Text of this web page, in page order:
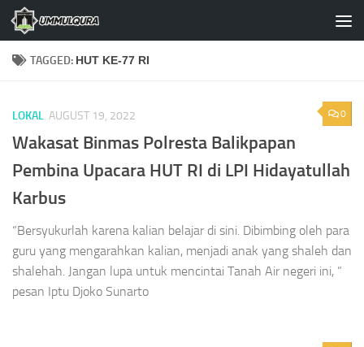
Skip to content
TAGGED: HUT KE-77 RI
0
LOKAL AUGUST 19, 2022
Wakasat Binmas Polresta Balikpapan
Pembina Upacara HUT RI di LPI Hidayatullah
Karbus
“Bersyukurlah karena kalian belajar di sini. Dibimbing oleh para
guru yang mengarahkan kalian, menjadi anak yang shaleh dan
shalehah. Jangan lupa untuk mencintai Tanah Air negeri ini, ”
pesan Iptu Djoko Sunarto